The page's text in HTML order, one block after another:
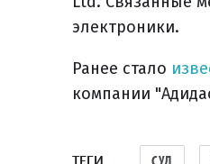
электроники.
Ранее стало
компании
ТЕГИ